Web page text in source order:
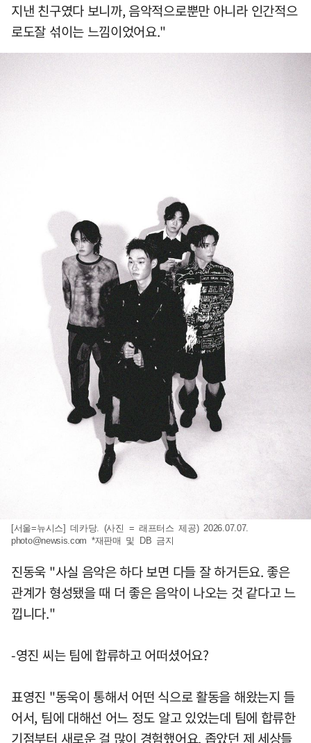
지낸 친구였다 보니까, 음악적으로뿐만 아니라 인간적으
로도잘 섞이는 느낌이었어요."
[서울=뉴시스] 데카당. (사진 = 래프터스 제공) 2026.07.07.
photo@newsis.com *재판매 및 DB 금지
진동욱 "사실 음악은 하다 보면 다들 잘 하거든요. 좋은
관계가 형성됐을 때 더 좋은 음악이 나오는 것 같다고 느
낍니다."
-영진 씨는 팀에 합류하고 어떠셨어요?
표영진 "동욱이 통해서 어떤 식으로 활동을 해왔는지 들
어서, 팀에 대해선 어느 정도 알고 있었는데 팀에 합류한
기점부터 새로운 걸 많이 경험했어요. 좁았던 제 세상들